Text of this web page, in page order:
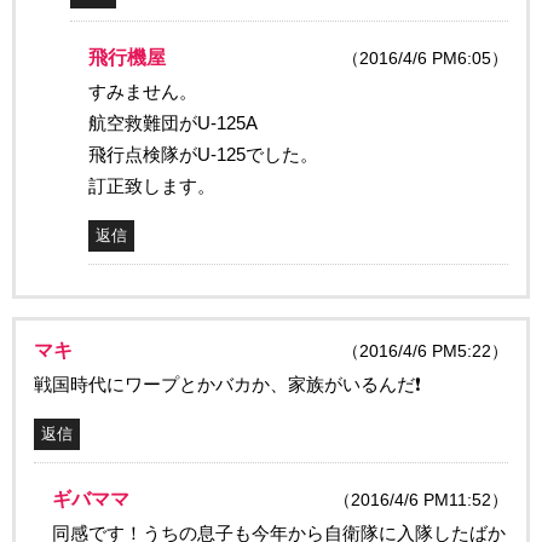
飛行機屋 （2016/4/6 PM6:05）
すみません。
航空救難団がU-125A
飛行点検隊がU-125でした。
訂正致します。
返信
マキ （2016/4/6 PM5:22）
戦国時代にワープとかバカか、家族がいるんだ❗
返信
ギバママ （2016/4/6 PM11:52）
同感です！うちの息子も今年から自衛隊に入隊したばか